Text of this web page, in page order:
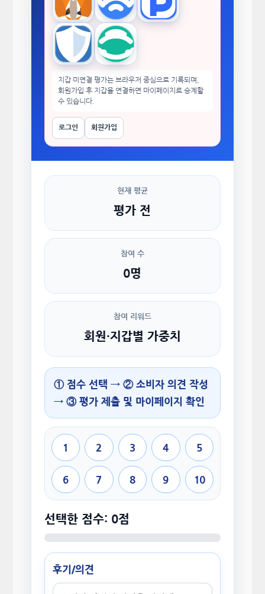
MetaMask WalletConnectTokenPocket
Trust Wallet imToken
지갑 미연결 평가는 브라우저 중심으로 기록되며,
회원가입 후 지갑을 연결하면 마이페이지로 승계할
수 있습니다.
로그인 회원가입
현재 평균
평가 전
참여 수
0명
참여 리워드
회원·지갑별 가중치
① 점수 선택 → ② 소비자 의견 작성
→ ③ 평가 제출 및 마이페이지 확인
1 2 3 4 5
6 7 8 9 10
선택한 점수: 0점
후기/의견